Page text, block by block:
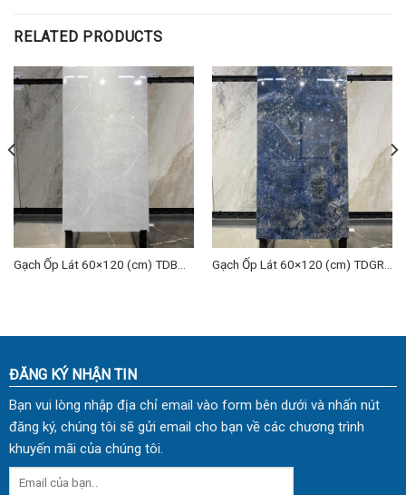
RELATED PRODUCTS
Gạch Ốp Lát 60×120 (cm) TDBM-
Gạch Ốp Lát 60×120 (cm) TDGR-
ĐĂNG KÝ NHẬN TIN
Bạn vui lòng nhập địa chỉ email vào form bên dưới và nhấn nút
đăng ký, chúng tôi sẽ gửi email cho bạn về các chương trình
khuyến mãi của chúng tôi.